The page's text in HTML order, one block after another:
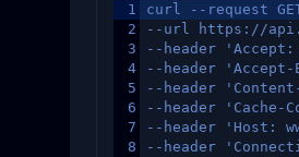
1
2
3
4
5
6
7
8
curl --request
--url https://
--header
--header
--header
--header 'Cache-
--header 'Host:
--header